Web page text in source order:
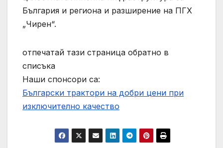
България и региона и разширение на ПГХ
„Чирен“.
отпечатай тази страница обратно в
списъка
Наши спонсори са:
Български трактори на добри цени при
изключително качество